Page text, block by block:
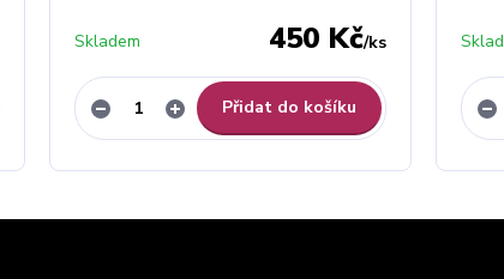
450 Kč/ks
Skladem
Přidat do košíku